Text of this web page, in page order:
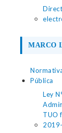
MARCO
Pública
Ley
TUO